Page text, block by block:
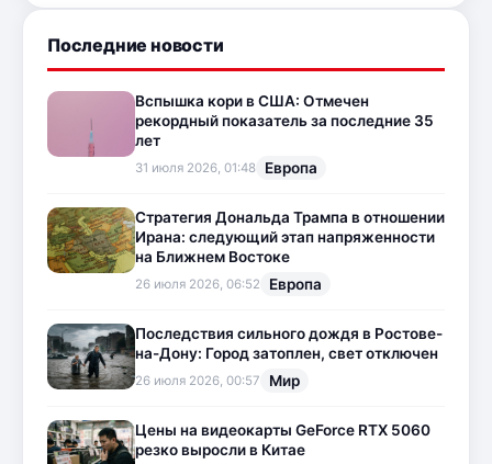
Последние новости
Вспышка кори в США: Отмечен
рекордный показатель за последние 35
лет
31 июля 2026, 01:48 Европа
Стратегия Дональда Трампа в отношении
Ирана: следующий этап напряженности
на Ближнем Востоке
26 июля 2026, 06:52 Европа
Последствия сильного дождя в Ростове-
на-Дону: Город затоплен, свет отключен
26 июля 2026, 00:57 Мир
Цены на видеокарты GeForce RTX 5060
резко выросли в Китае